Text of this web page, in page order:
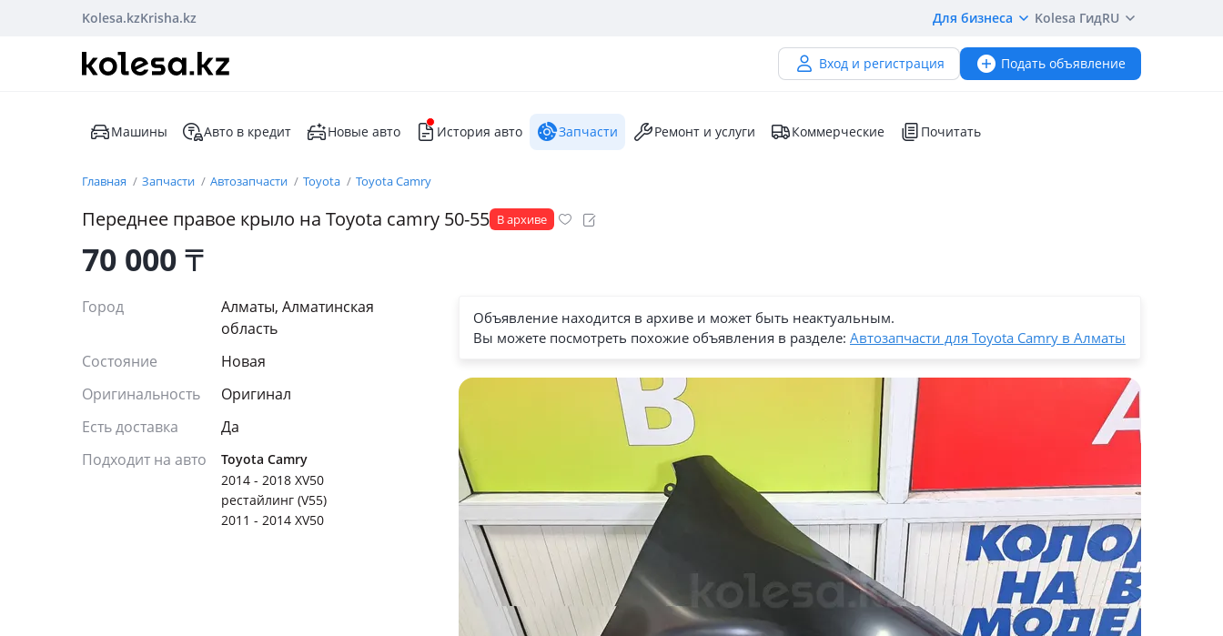
Kolesa.kzKrisha.kz Для бизнеса Kolesa ГидRU
Вход и регистрация Подать объявление
Машины Авто в кредит Новые авто История авто Запчасти Ремонт и услуги Коммерческие Почитать
Главная Запчасти Автозапчасти Toyota Toyota Camry
Переднее правое крыло на Toyota camry 50-55 В архиве
70 000₸
Город
Алматы, Алматинская
область
Состояние
Новая
Оригинальность
Оригинал
Есть доставка
Да
Подходит на авто
Toyota Camry
2014 - 2018 XV50
рестайлинг (V55)
2011 - 2014 XV50
Объявление находится в архиве и может быть неактуальным.
Вы можете посмотреть похожие объявления в разделе: Автозапчасти для Toyota Camry в Алматы